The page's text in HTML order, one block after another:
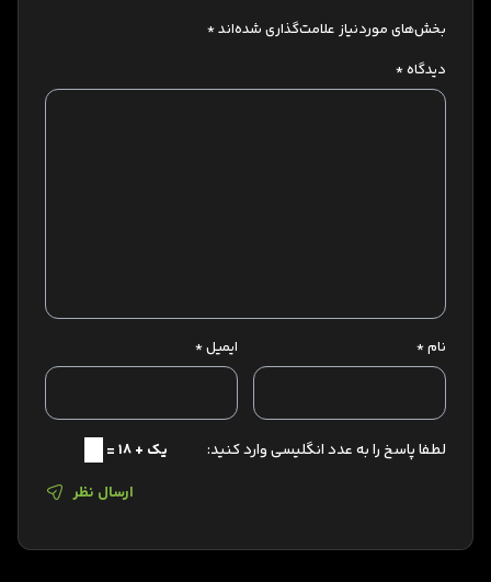
بخش‌های موردنیاز علامت‌گذاری شده‌اند*
دیدگاه*
نام* ایمیل*
لطفا پاسخ را به عدد انگلیسی وارد کنید:
یک + 18 =
ارسال نظر